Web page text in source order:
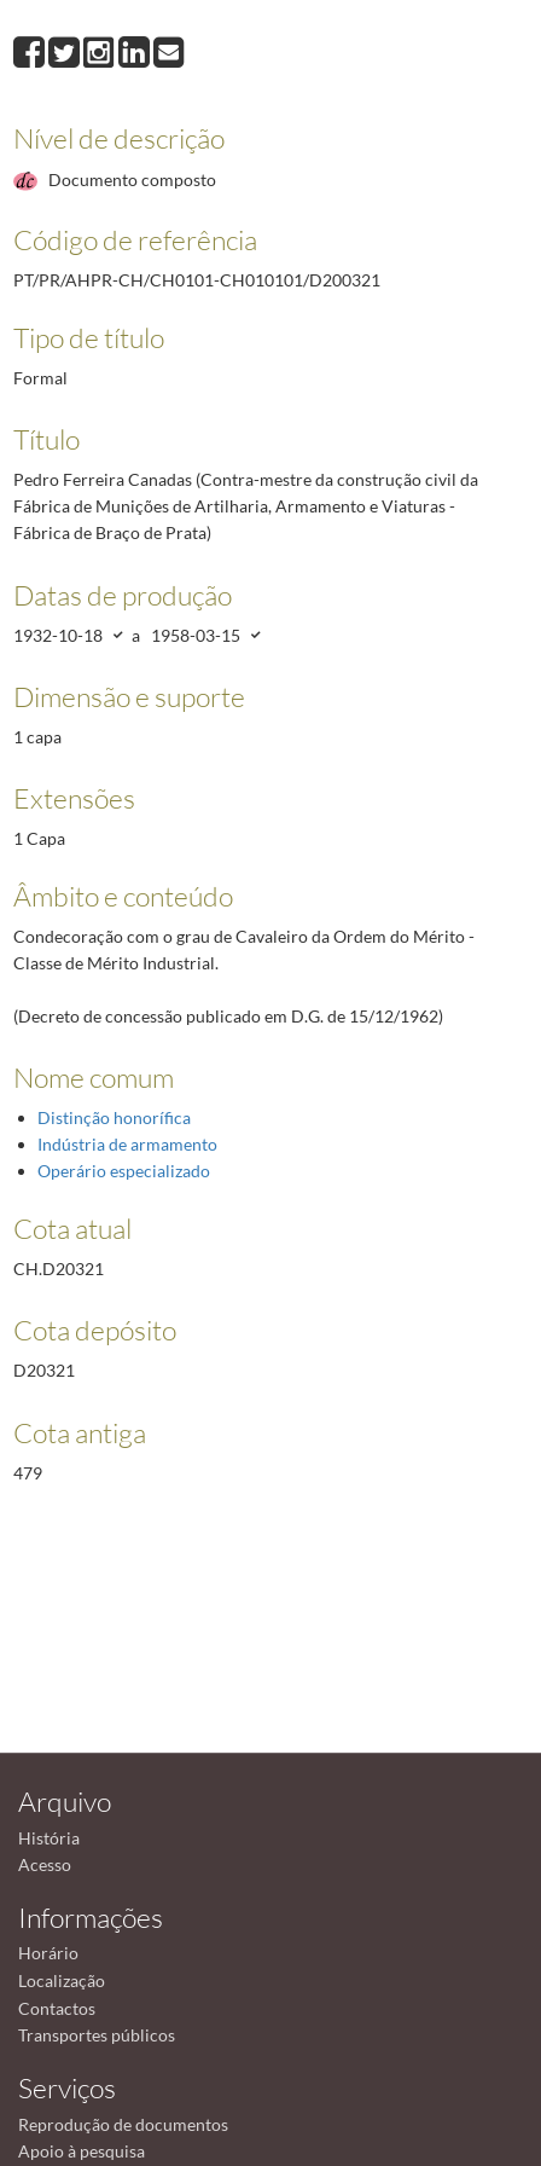
D200322 Guilherme Delfim Costa (Maquinista encarregado da central
D200323 José Francisco Pernas (Escriturário de 1.ª classe da Fábrica de
D200325
António Alves Barbosa (Escriturário de 2.ª classe da Fábrica de
(...)
Nível de descrição
Documento composto
Código de referência
PT/PR/AHPR-CH/CH0101-CH010101/D200321
Tipo de título
Formal
Título
Pedro Ferreira Canadas (Contra-mestre da construção civil da
Fábrica de Munições de Artilharia, Armamento e Viaturas -
Fábrica de Braço de Prata)
Datas de produção
1932-10-18 a 1958-03-15
Dimensão e suporte
1 capa
Extensões
1 Capa
Âmbito e conteúdo
Condecoração com o grau de Cavaleiro da Ordem do Mérito -
Classe de Mérito Industrial.
(Decreto de concessão publicado em D.G. de 15/12/1962)
Nome comum
Distinção honorífica
Indústria de armamento
Operário especializado
Cota atual
CH.D20321
Cota depósito
D20321
Cota antiga
479
Arquivo
História
Acesso
Informações
Horário
Localização
Contactos
Transportes públicos
Serviços
Reprodução de documentos
Apoio à pesquisa